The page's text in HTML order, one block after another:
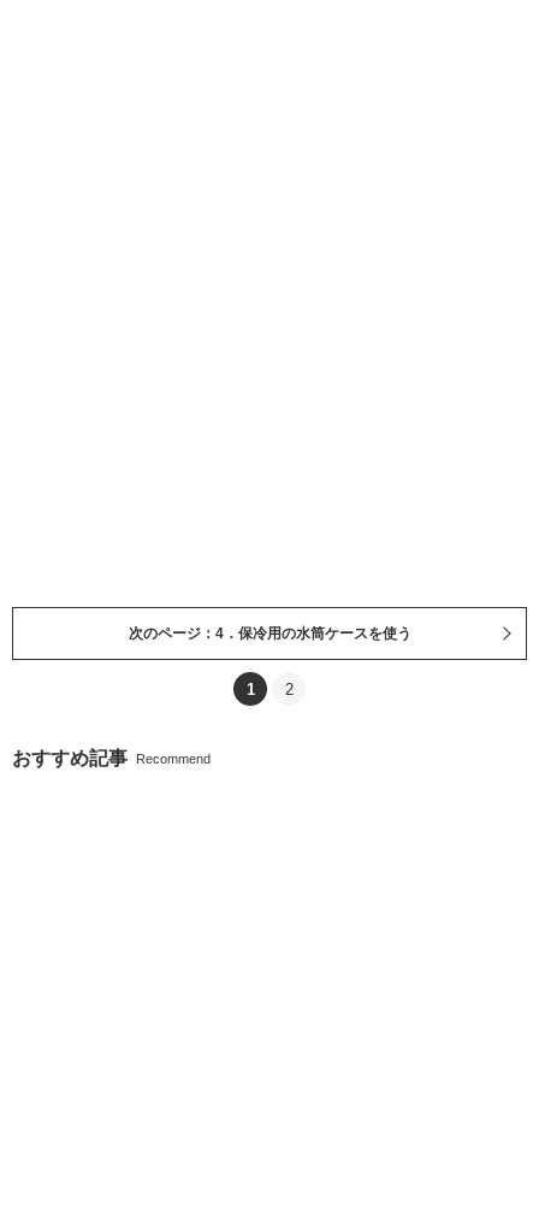
次のページ：4．保冷用の水筒ケースを使う
1 2
おすすめ記事 Recommend